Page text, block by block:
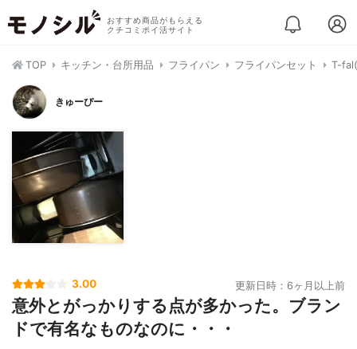
おすすめ商品がもらえる
クチコミポイ活サイト
TOP キッチン・台所用品 フライパン フライパンセット T-
きゅーぴー
3.00 更新日時：6ヶ月以上前
意外とがっかりする点が多かった。ブラン
ドで有名なものなのに・・・